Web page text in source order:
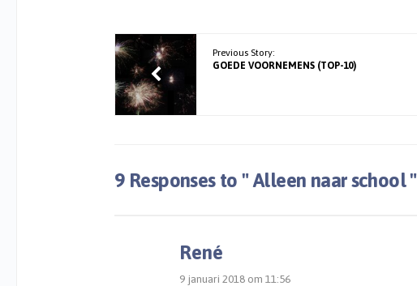
Previous Story:
GOEDE VOORNEMENS (TOP-10)
9 Responses to" Alleen naar school "
René
9 januari 2018 om 11:56